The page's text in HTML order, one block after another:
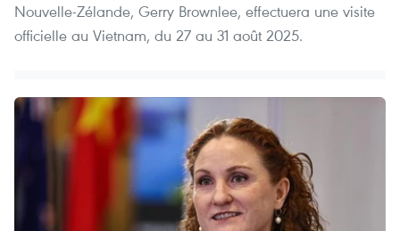
Nouvelle-Zélande, Gerry Brownlee, effectuera une visite
officielle au Vietnam, du 27 au 31 août 2025.